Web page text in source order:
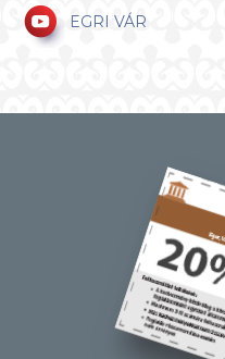
EGRI VÁR